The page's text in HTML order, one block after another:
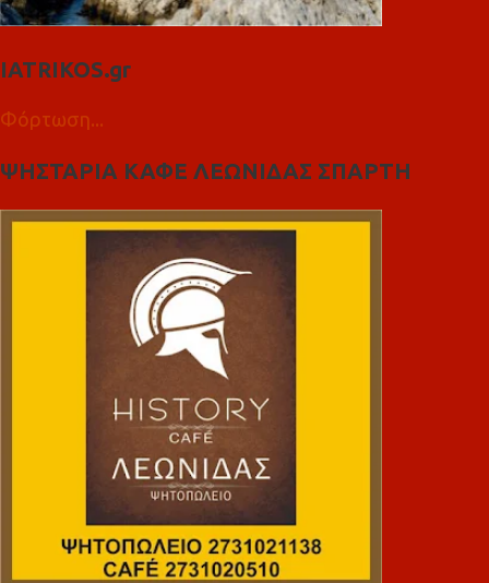
IATRIKOS.gr
Φόρτωση...
ΨΗΣΤΑΡΙΑ ΚΑΦΕ ΛΕΩΝΙΔΑΣ ΣΠΑΡΤΗ